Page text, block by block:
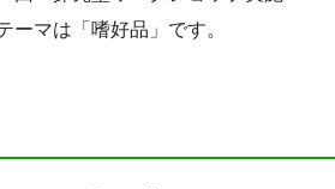
ーマは「嗜好品」です。